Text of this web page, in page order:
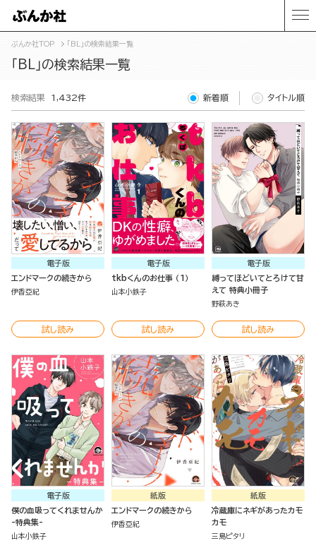
ぶんか社TOP 「BL」の検索結果一覧
「BL」の検索結果一覧
検索結果 1,432件 新着順 タイトル順
電子版
エンドマークの続きから
伊香亞紀
試し読み
電子版
tkbくんのお仕事 （1）
山本小鉄子
試し読み
電子版
縛ってほどいてとろけて甘
えて 特典小冊子
野萩あき
試し読み
電子版
僕の血吸ってくれませんか
-特典集-
山本小鉄子
紙版
エンドマークの続きから
伊香亞紀
紙版
冷蔵庫にネギがあったカモ
カモ
三島ピタリ